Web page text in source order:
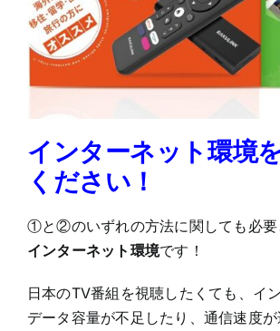
インターネット環境
ください！
①と②のいずれの方法に関しても必要
インターネット環境です！
日本のTV番組を視聴したくても、イ
データ容量が不足したり、通信速度